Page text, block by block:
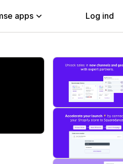
apps Log ind